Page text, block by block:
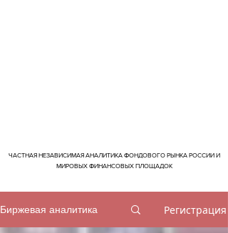
ЧАСТНАЯ НЕЗАВИСИМАЯ АНАЛИТИКА ФОНДОВОГО РЫНКА РОССИИ И
МИРОВЫХ ФИНАНСОВЫХ ПЛОЩАДОК
Биржевая аналитика Регистрация